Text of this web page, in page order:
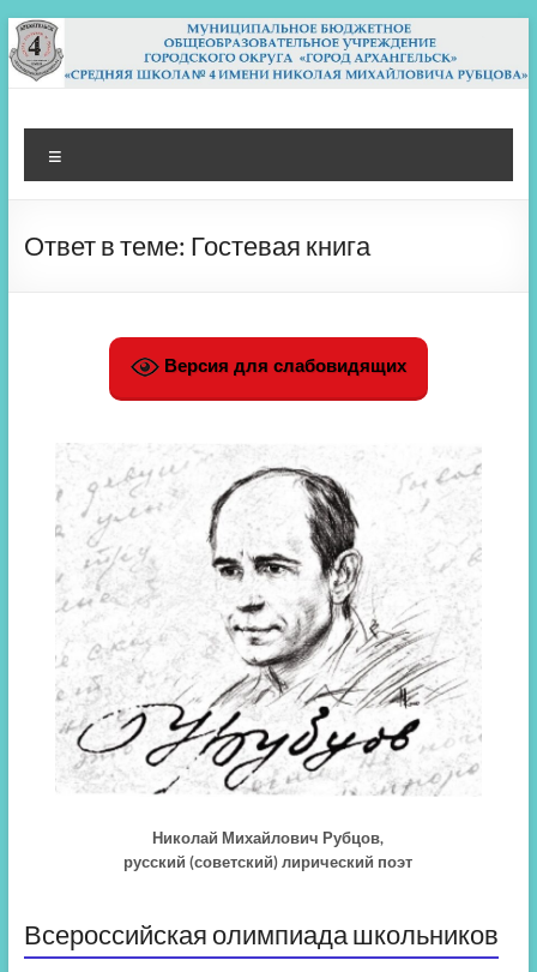
Перейти
к
содержимому
МБОУ СШ 4
Архангельск
Ответ в теме: Гостевая книга
Версия для слабовидящих
Николай Михайлович Рубцов,
русский (советский) лирический поэт
Всероссийская олимпиада школьников